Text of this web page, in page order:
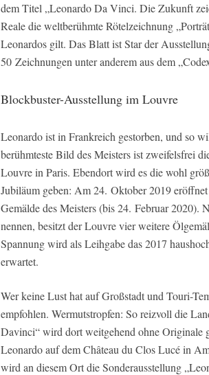
dem Titel „Leonardo Da Vinci. Die Zukunft
Reale die weltberühmte Rötelzeichnung
Leonardos gilt. Das Blatt ist Star der
50 Zeichnungen unter anderem aus dem
Blockbuster-Ausstellung im Louvre
Leonardo ist in Frankreich gestorben, und so
berühmteste Bild des Meisters ist zweifelsfrei
Louvre in Paris. Ebendort wird es die wohl
Jubiläum geben: Am 24. Oktober 2019
Gemälde des Meisters (bis 24. Februar 2020).
nennen, besitzt der Louvre vier weitere
Spannung wird als Leihgabe das 2017
erwartet.
Wer keine Lust hat auf Großstadt und Touri-
empfohlen. Wermutstropfen: So reizvoll die
Davinci“ wird dort weitgehend ohne Originale
Leonardo auf dem Château du Clos Lucé in
wird an diesem Ort die Sonderausstellung